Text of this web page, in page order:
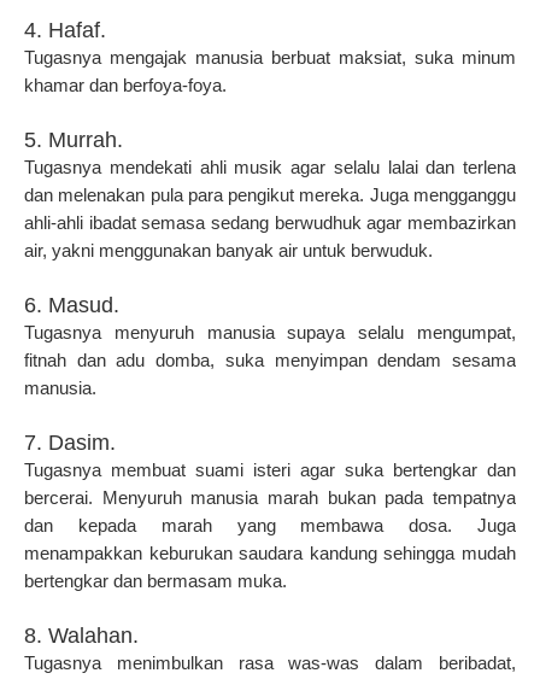
4. Hafaf.
Tugasnya mengajak manusia berbuat maksiat, suka minum
khamar dan berfoya-foya.
5. Murrah.
Tugasnya mendekati ahli musik agar selalu lalai dan terlena
dan melenakan pula para pengikut mereka. Juga mengganggu
ahli-ahli ibadat semasa sedang berwudhuk agar membazirkan
air, yakni menggunakan banyak air untuk berwuduk.
6. Masud.
Tugasnya menyuruh manusia supaya selalu mengumpat,
fitnah dan adu domba, suka menyimpan dendam sesama
manusia.
7. Dasim.
Tugasnya membuat suami isteri agar suka bertengkar dan
bercerai. Menyuruh manusia marah bukan pada tempatnya
dan kepada marah yang membawa dosa. Juga
menampakkan keburukan saudara kandung sehingga mudah
bertengkar dan bermasam muka.
8. Walahan.
Tugasnya menimbulkan rasa was-was dalam beribadat,